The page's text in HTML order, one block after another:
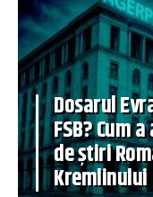
Dosarul
FSB? Cum
de știri
Kremlinului